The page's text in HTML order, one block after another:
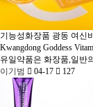
기능성화장품 광동 여신
Kwangdong Goddess
유일약품은 화장품,일반
이기범
04-17 127